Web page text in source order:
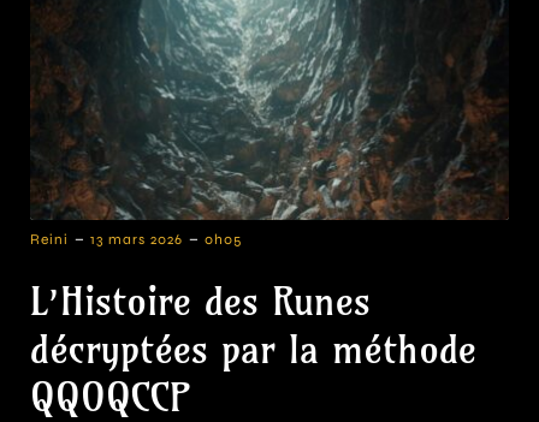
Reini - 13 mars 2026 - 0h05
L’Histoire des Runes
décryptées par la méthode
QQOQCCP